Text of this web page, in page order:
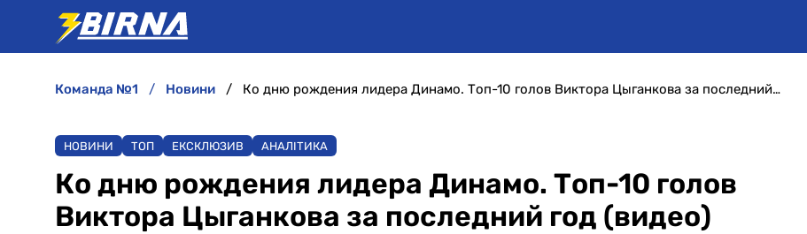
команда №1 новини Ко дню рождения лидера Динамо. Топ-10 голов Виктора Цыганкова за последний год (видео)
НОВИНИ ТОП ЕКСКЛЮЗИВ АНАЛІТИКА
Ко дню рождения лидера Динамо. Топ-10 голов
Виктора Цыганкова за последний год (видео)